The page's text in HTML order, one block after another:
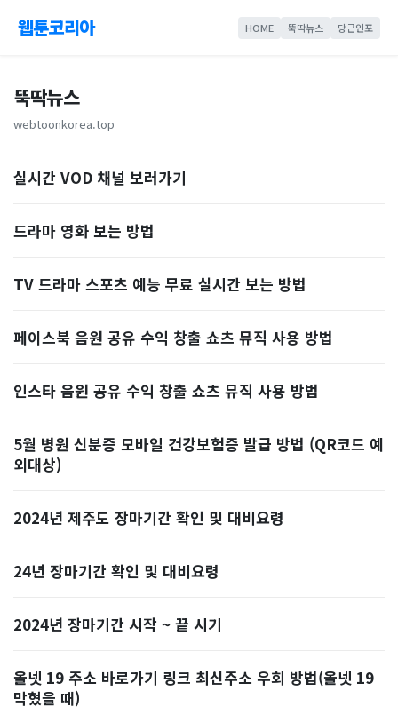
웹툰코리아 HOME 뚝딱뉴스 당근인포
뚝딱뉴스
webtoonkorea.top
실시간 VOD 채널 보러가기
드라마 영화 보는 방법
TV 드라마 스포츠 예능 무료 실시간 보는 방법
페이스북 음원 공유 수익 창출 쇼츠 뮤직 사용 방법
인스타 음원 공유 수익 창출 쇼츠 뮤직 사용 방법
5월 병원 신분증 모바일 건강보험증 발급 방법 (QR코드 예
외대상)
2024년 제주도 장마기간 확인 및 대비요령
24년 장마기간 확인 및 대비요령
2024년 장마기간 시작 ~ 끝 시기
올넷 19 주소 바로가기 링크 최신주소 우회 방법(올넷 19
막혔을 때)